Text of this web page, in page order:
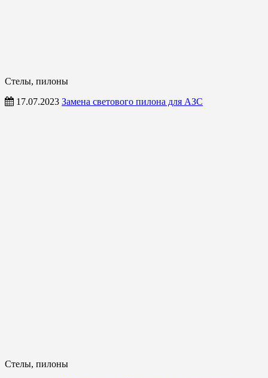
Стелы, пилоны
17.07.2023 Замена светового пилона для АЗС
Стелы, пилоны